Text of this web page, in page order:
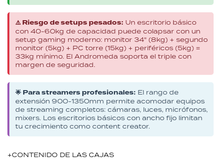
⚠️ Riesgo de setups pesados: Un escritorio básico
con 40-60kg de capacidad puede colapsar con un
setup gaming moderno: monitor 34" (8kg) + segundo
monitor (5kg) + PC torre (15kg) + periféricos (5kg) =
33kg mínimo. El Andromeda soporta el triple con
margen de seguridad.
🌟 Para streamers profesionales: El rango de
extensión 900-1350mm permite acomodar equipos
de streaming completos: cámaras, luces, micrófonos,
mixers. Los escritorios básicos con ancho fijo limitan
tu crecimiento como content creator.
+CONTENIDO DE LAS CAJAS